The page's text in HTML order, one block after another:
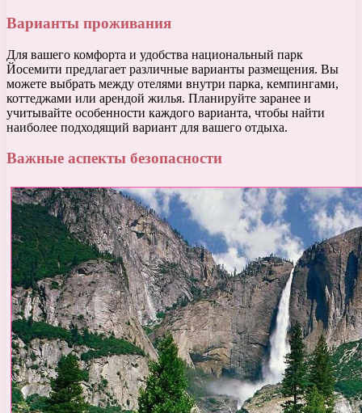
Варианты проживания
Для вашего комфорта и удобства национальный парк
Йосемити предлагает различные варианты размещения. Вы
можете выбрать между отелями внутри парка, кемпингами,
коттеджами или арендой жилья. Планируйте заранее и
учитывайте особенности каждого варианта, чтобы найти
наиболее подходящий вариант для вашего отдыха.
Важные аспекты безопасности